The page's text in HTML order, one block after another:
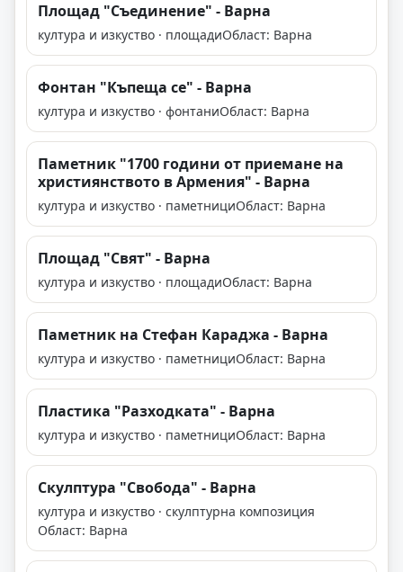
Площад "Съединение" - Варна
култура и изкуство · площадиОбласт: Варна
Фонтан "Къпеща се" - Варна
култура и изкуство · фонтаниОбласт: Варна
Паметник "1700 години от приемане на
християнството в Армения" - Варна
култура и изкуство · паметнициОбласт: Варна
Площад "Свят" - Варна
култура и изкуство · площадиОбласт: Варна
Паметник на Стефан Караджа - Варна
култура и изкуство · паметнициОбласт: Варна
Пластика "Разходката" - Варна
култура и изкуство · паметнициОбласт: Варна
Скулптура "Свобода" - Варна
култура и изкуство · скулптурна композиция
Област: Варна